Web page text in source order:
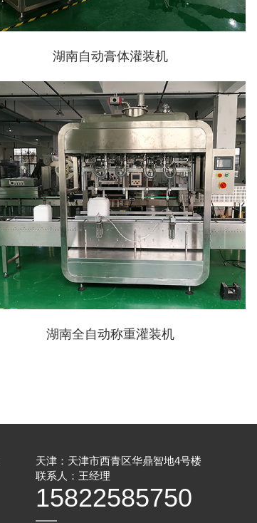
湖南自动膏体灌装机
湖南全自动称重灌装机
天津：天津市西青区华鼎智地4号楼
联系人：王经理
15822585750